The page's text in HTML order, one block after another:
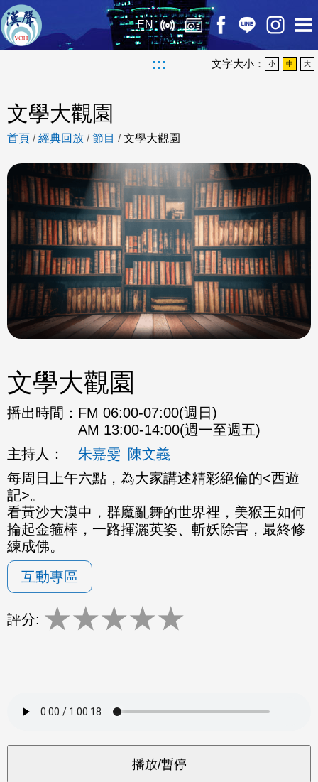
EN
::: 文字大小： 小 中 大
文學大觀園
首頁 /經典回放 /節目 /文學大觀園
文學大觀園
播出時間： FM 06:00-07:00(週日)
AM 13:00-14:00(週一至週五)
主持人：
朱嘉雯 陳文義
每周日上午六點，為大家講述精彩絕倫的<西遊
記>。
看黃沙大漠中，群魔亂舞的世界裡，美猴王如何
掄起金箍棒，一路揮灑英姿、斬妖除害，最終修
練成佛。
互動專區
評分: ★★★★★